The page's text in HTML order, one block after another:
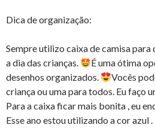
Dica de organização:
Sempre utilizo caixa de camisa para
a dia das crianças.
É uma ótima
desenhos organizados.
Vocês
criança ou uma para todos. Eu faço
Para a caixa ficar mais bonita , eu
Esse ano estou utilizando a cor azul